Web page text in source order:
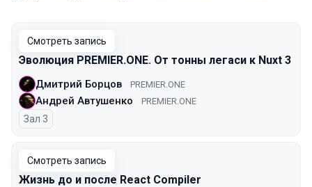
Смотреть запись
Эволюция PREMIER.ONE. От тонны легаси к Nuxt 3
Дмитрий Борцов PREMIER.ONE
Андрей Автушенко PREMIER.ONE
Зал 3
Смотреть запись
Жизнь до и после React Compiler